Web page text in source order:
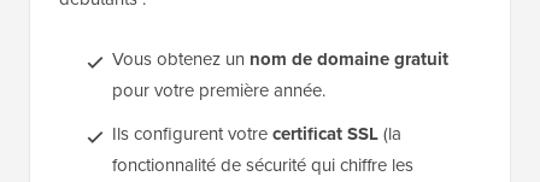
Vous obtenez un nom de domaine gratuit
pour votre première année.
Ils configurent votrecertificat SSL(la
fonctionnalité de sécurité qui chiffre les